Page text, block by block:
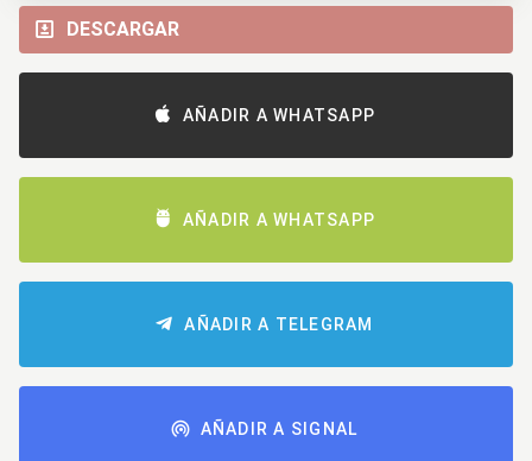
DESCARGAR
AÑADIR A WHATSAPP
AÑADIR A WHATSAPP
AÑADIR A TELEGRAM
AÑADIR A SIGNAL